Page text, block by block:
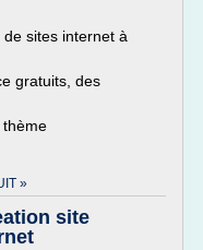
sites internet à
gratuits, des
»
site